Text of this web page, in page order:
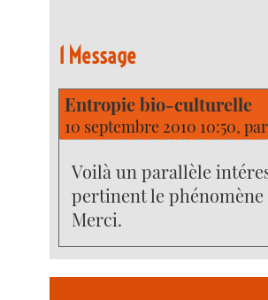
1 Message
Entropie bio-culturelle
10 septembre 2010 10:50, par
Voilà un parallèle
pertinent le phénomène
Merci.